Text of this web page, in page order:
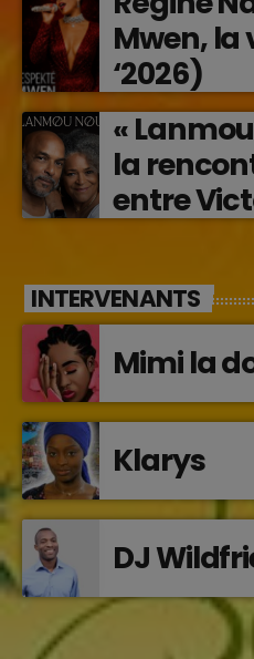
en
Mwen, la
‘2026)
«
la
entre
INTERVENANTS
Mimi la
Klarys
DJ